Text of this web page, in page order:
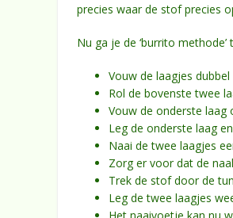
precies waar de stof precies
Nu ga je de ‘burrito
Vouw de laagjes dubbel
Rol de bovenste twee
Vouw de onderste
Leg de onderste laag
Naai de twee laagjes
Zorg er voor dat de
Trek de stof door de
Leg de twee laagjes
Het naaivoetje kan nu